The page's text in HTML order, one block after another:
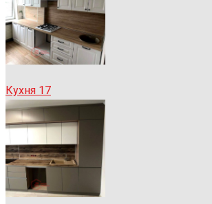
Кухня 17